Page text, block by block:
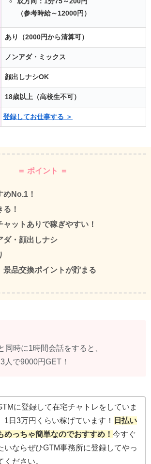
（参考時給～12000円）
あり（2000円から清算可）
ノンアダ・ミックス
顔出しナシOK
18歳以上（高校生不可）
登録してお仕事する ＞
＝ ポイント ＝
めNo.1！
！
ャットありで稼ぎやすい！
ダ・顔出しナシ
景品交換ポイントが貯まる
同時に1時間会話をすると、
人で9000円GET！
に登録して在宅チャトレをしていま
1日3万円くらい稼げています！
日払い
めっちゃ簡単なのでおすすめ！今すぐ
いならぜひGTM事務所に登録してやっ
ください。